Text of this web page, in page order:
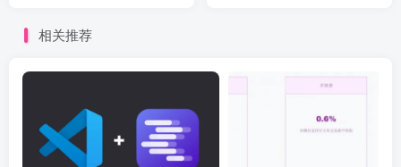
相关推荐